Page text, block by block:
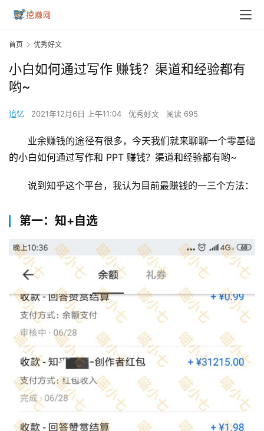
首页 优秀好文
小白如何通过写作 赚钱？渠道和经验都有
哟~
追忆 2021年12月6日 上午11:04 优秀好文 阅读 695
业余赚钱的途径有很多，今天我们就来聊聊一个零基础
的小白如何通过写作和 PPT 赚钱？渠道和经验都有哟~
说到知乎这个平台，我认为目前最赚钱的一三个方法：
第一：知+自选